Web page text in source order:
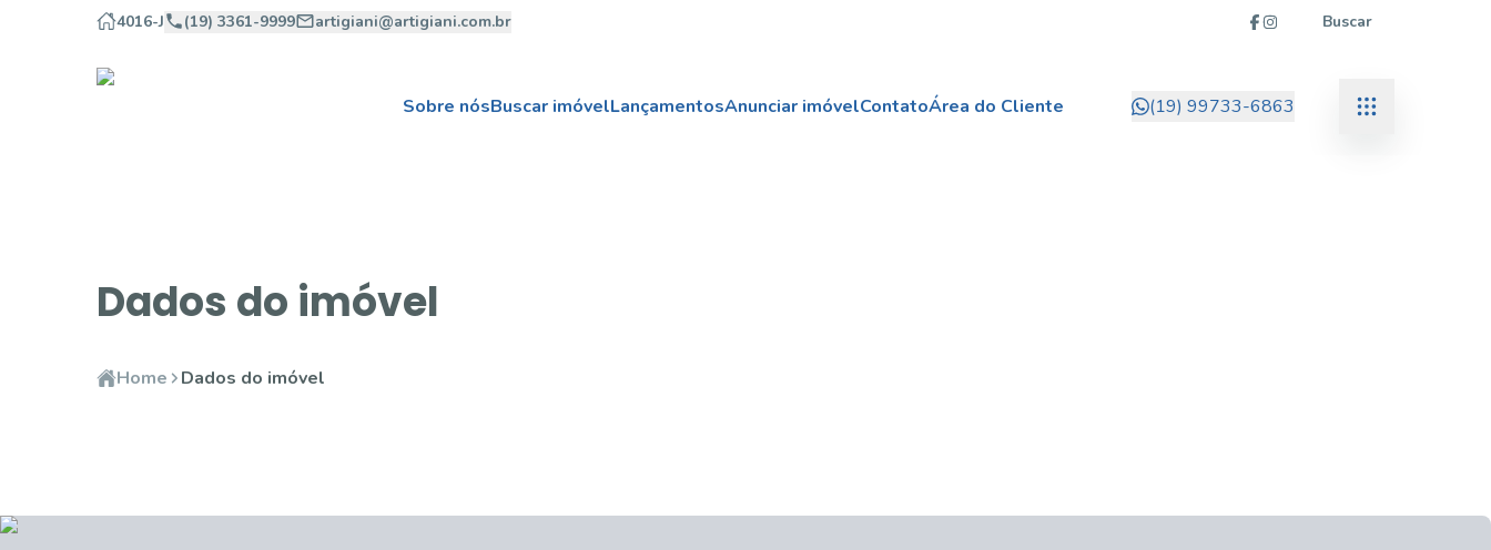
4016-J (19) 3361-9999 artigiani@artigiani.com.br Buscar
Sobre nósBuscar imóvelLançamentosAnunciar imóvelContatoÁrea do Cliente (19) 99733-6863
Dados do imóvel
Home Dados do imóvel